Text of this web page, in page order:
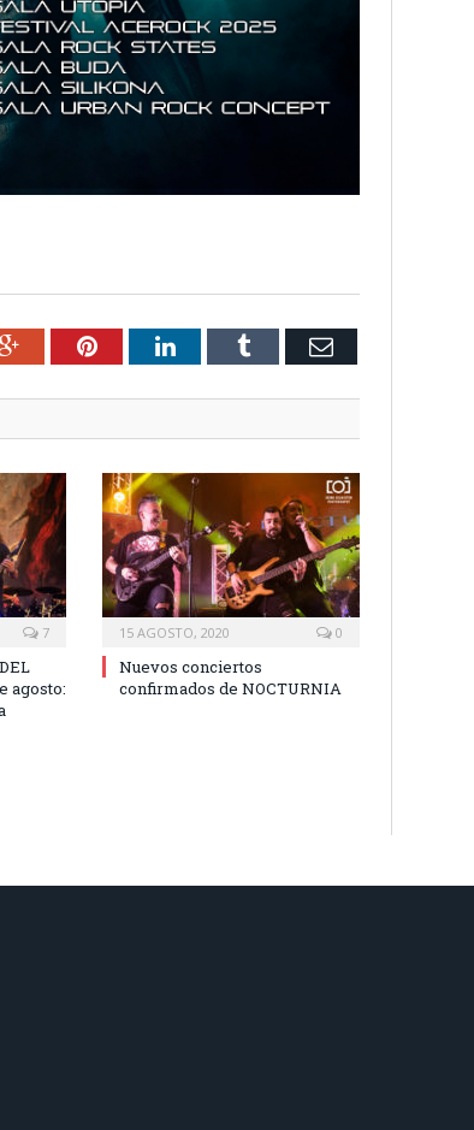
Google+PinterestLinkedInTumblr Email
7
agosto:
15 AGOSTO, 2020 0
Nuevos conciertos
confirmados de NOCTURNIA